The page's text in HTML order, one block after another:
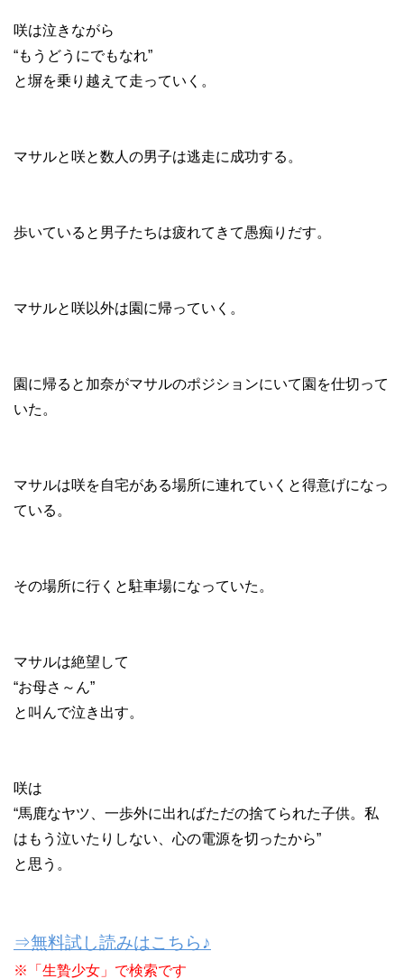
咲は泣きながら
“もうどうにでもなれ”
と塀を乗り越えて走っていく。
マサルと咲と数人の男子は逃走に成功する。
歩いていると男子たちは疲れてきて愚痴りだす。
マサルと咲以外は園に帰っていく。
園に帰ると加奈がマサルのポジションにいて園を仕切って
いた。
マサルは咲を自宅がある場所に連れていくと得意げになっ
ている。
その場所に行くと駐車場になっていた。
マサルは絶望して
“お母さ～ん”
と叫んで泣き出す。
咲は
“馬鹿なヤツ、一歩外に出ればただの捨てられた子供。私
はもう泣いたりしない、心の電源を切ったから”
と思う。
⇒無料試し読みはこちら♪
※「生贄少女」で検索です